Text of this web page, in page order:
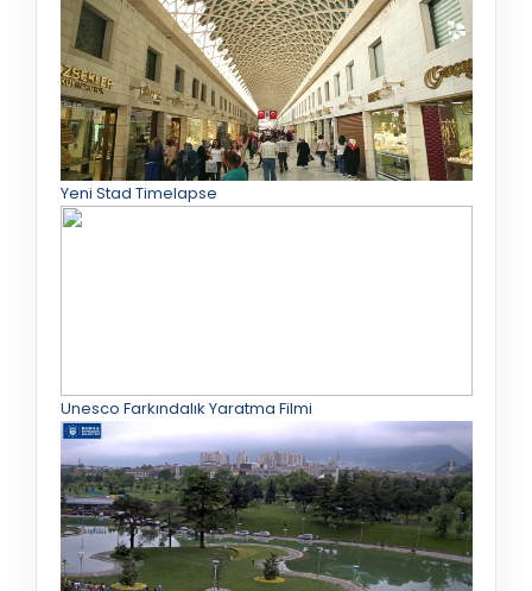
Yeni Stad Timelapse
Unesco Farkındalık Yaratma Filmi